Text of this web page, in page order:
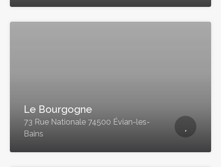
Le Bourgogne
73 Rue Nationale 74500 Évian-les-
Bains